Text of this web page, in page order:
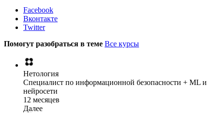
Facebook
Вконтакте
Twitter
Помогут разобраться в теме Все курсы
Нетология
Специалист по информационной безопасности + ML и
нейросети
12 месяцев
Далее